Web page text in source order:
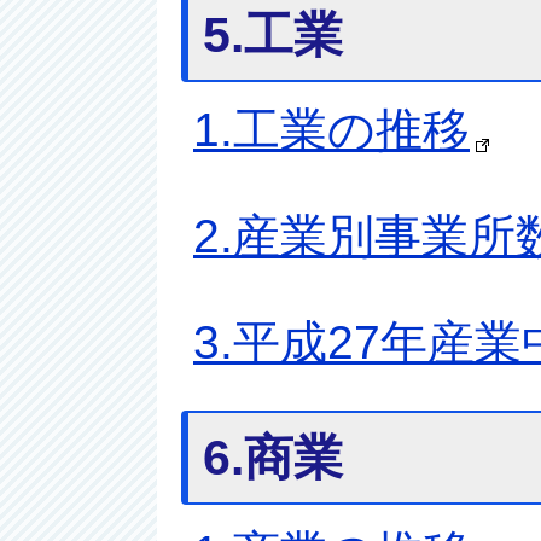
5.工業
1.工業の推移
2.産業別事業所
3.平成27年産業
6.商業